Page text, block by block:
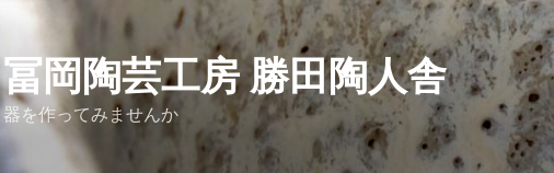
冨岡陶芸工房 勝田陶人舎
器を作ってみませんか